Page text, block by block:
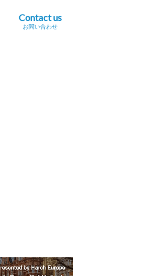
Contact us
お問い合わせ